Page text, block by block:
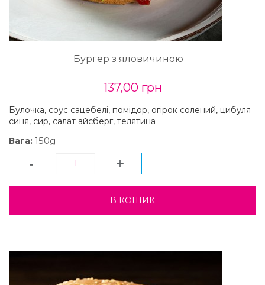
Бургер з яловичиною
137,00 грн
Булочка, соус сацебелі, помідор, огірок солений, цибуля
синя, сир, салат айсберг, телятина
Вага: 150g
- +